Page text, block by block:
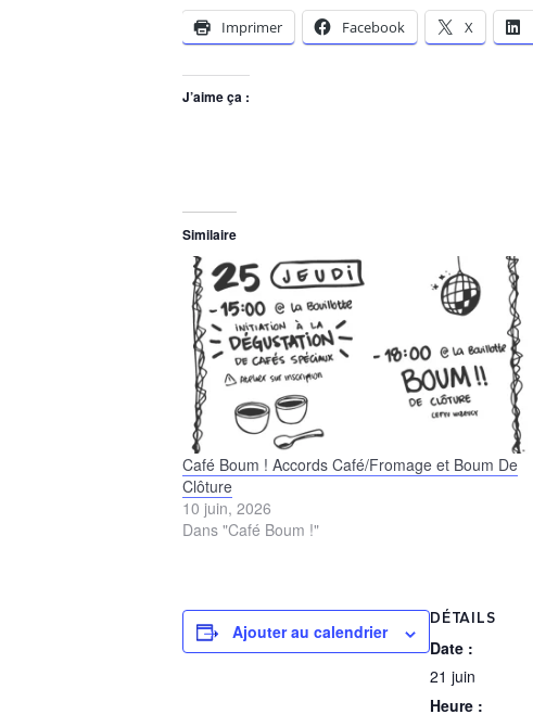
Imprimer
Facebook X
J’aime ça :
Similaire
Café Boum ! Accords Café/Fromage et Boum De
Clôture
10 juin, 2026
Dans "Café Boum !"
Ajouter au calendrier
DÉTAILS
Date :
21 juin
Heure :